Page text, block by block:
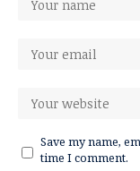
Save my name,
time I comment.